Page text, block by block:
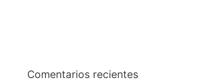
Comentarios recientes